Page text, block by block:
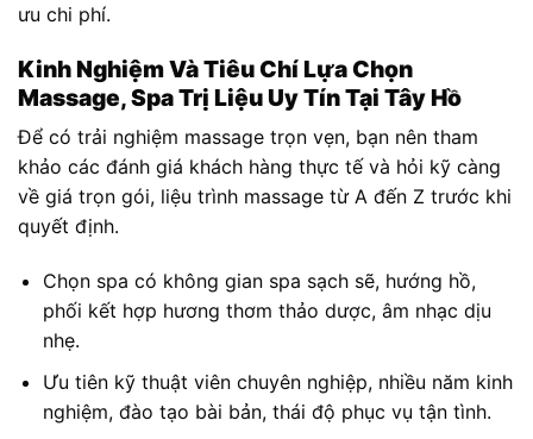
ưu chi phí.
Kinh Nghiệm Và Tiêu Chí Lựa Chọn
Massage, Spa Trị Liệu Uy Tín Tại Tây Hồ
Để có trải nghiệm massage trọn vẹn, bạn nên tham
khảo các đánh giá khách hàng thực tế và hỏi kỹ càng
về giá trọn gói, liệu trình massage từ A đến Z trước khi
quyết định.
Chọn spa có không gian spa sạch sẽ, hướng hồ,
phối kết hợp hương thơm thảo dược, âm nhạc dịu
nhẹ.
Ưu tiên kỹ thuật viên chuyên nghiệp, nhiều năm kinh
nghiệm, đào tạo bài bản, thái độ phục vụ tận tình.